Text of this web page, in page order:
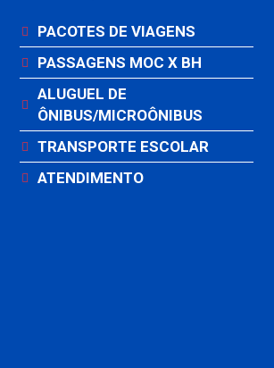
PACOTES DE VIAGENS
PASSAGENS MOC X BH
ALUGUEL DE
ÔNIBUS/MICROÔNIBUS
TRANSPORTE ESCOLAR
ATENDIMENTO